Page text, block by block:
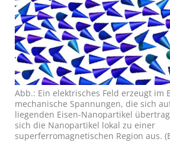
Abb.: Ein elektrisches Feld erzeugt im
mechanische Spannungen, die sich
liegenden Eisen-Nanopartikel
sich die Nanopartikel lokal zu einer
superferromagnetischen Region aus.